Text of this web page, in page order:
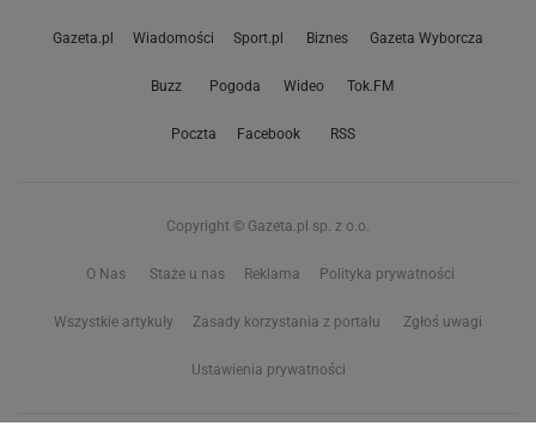
Gazeta.pl Wiadomości Sport.pl Biznes Gazeta Wyborcza
Buzz Pogoda Wideo Tok.FM
Poczta Facebook RSS
Copyright © Gazeta.pl sp. z o.o.
O Nas Staże u nas Reklama Polityka prywatności
Wszystkie artykuły Zasady korzystania z portalu Zgłoś uwagi
Ustawienia prywatności